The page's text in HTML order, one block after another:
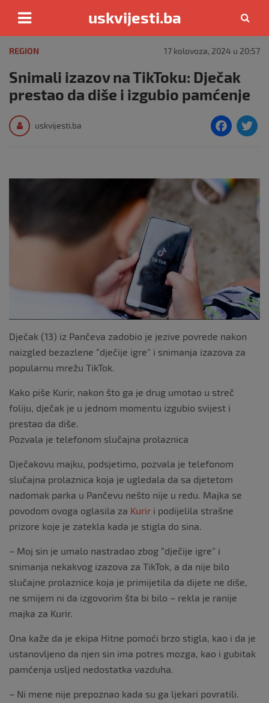
content
uskvijesti.ba
REGION 17 kolovoza, 2024 u 20:57
Snimali izazov na TikToku: Dječak
prestao da diše i izgubio pamćenje
uskvijesti.ba
F
e
b
o
Dječak (13) iz Pančeva zadobio je jezive povrede nakon
naizgled bezazlene “dječije igre” i snimanja izazova za
popularnu mrežu TikTok.
Kako piše Kurir, nakon što ga je drug umotao u streč
foliju, dječak je u jednom momentu izgubio svijest i
prestao da diše.
Pozvala je telefonom slučajna prolaznica
Dječakovu majku, podsjetimo, pozvala je telefonom
slučajna prolaznica koja je ugledala da sa djetetom
nadomak parka u Pančevu nešto nije u redu. Majka se
povodom ovoga oglasila za Kurir i podijelila strašne
prizore koje je zatekla kada je stigla do sina.
– Moj sin je umalo nastradao zbog “dječije igre” i
snimanja nekakvog izazova za TikTok, a da nije bilo
slučajne prolaznice koja je primijetila da dijete ne diše,
ne smijem ni da izgovorim šta bi bilo – rekla je ranije
majka za Kurir.
Ona kaže da je ekipa Hitne pomoći brzo stigla, kao i da je
ustanovljeno da njen sin ima potres mozga, kao i gubitak
pamćenja usljed nedostatka vazduha.
– Ni mene nije prepoznao kada su ga ljekari povratili.